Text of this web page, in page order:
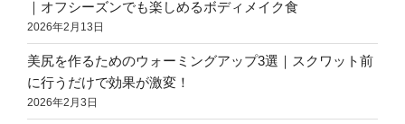
｜オフシーズンでも楽しめるボディメイク食
2026年2月13日
美尻を作るためのウォーミングアップ3選｜スクワット前
に行うだけで効果が激変！
2026年2月3日